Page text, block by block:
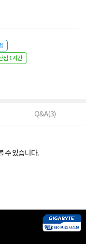
점 1시간
Q&A(3)
수 있습니다.